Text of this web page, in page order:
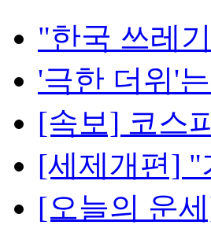
"한국 쓰레
'극한 더위'
[속보] 코스
[세제개편] "
[오늘의 운